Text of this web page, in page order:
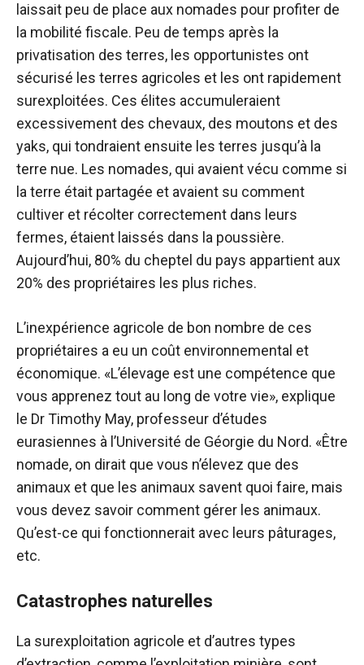
laissait peu de place aux nomades pour profiter de
la mobilité fiscale. Peu de temps après la
privatisation des terres, les opportunistes ont
sécurisé les terres agricoles et les ont rapidement
surexploitées. Ces élites accumuleraient
excessivement des chevaux, des moutons et des
yaks, qui tondraient ensuite les terres jusqu’à la
terre nue. Les nomades, qui avaient vécu comme si
la terre était partagée et avaient su comment
cultiver et récolter correctement dans leurs
fermes, étaient laissés dans la poussière.
Aujourd’hui, 80% du cheptel du pays appartient aux
20% des propriétaires les plus riches.
L’inexpérience agricole de bon nombre de ces
propriétaires a eu un coût environnemental et
économique. «L’élevage est une compétence que
vous apprenez tout au long de votre vie», explique
le Dr Timothy May, professeur d’études
eurasiennes à l’Université de Géorgie du Nord. «Être
nomade, on dirait que vous n’élevez que des
animaux et que les animaux savent quoi faire, mais
vous devez savoir comment gérer les animaux.
Qu’est-ce qui fonctionnerait avec leurs pâturages,
etc.
Catastrophes naturelles
La surexploitation agricole et d’autres types